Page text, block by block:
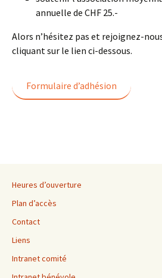
annuelle de CHF 25.-
Alors n’hésitez pas et rejoignez-
cliquant sur le lien ci-dessous.
Formulaire d’adhésion
Heures d’ouverture
Plan d’accès
Contact
Liens
Intranet comité